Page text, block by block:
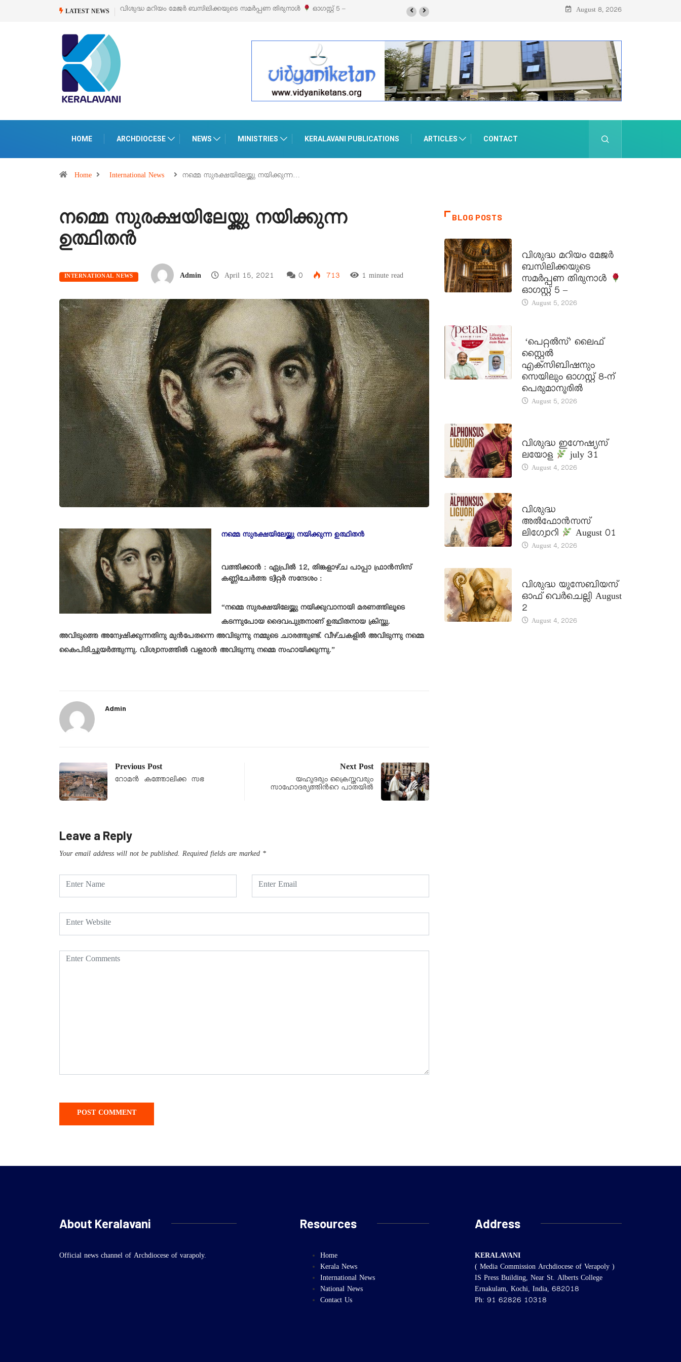
LATEST NEWS
വിശുദ്ധ മറിയം മേജർ ബസിലിക്കയുടെ സമർപ്പണ തിരുനാൾ ഓഗസ്റ്റ് 5 –‘പെറ്റൽസ്’ ലൈഫ് സ്റ്റൈൽ എക്സിബിഷനും സെയിലും ഓഗസ്റ്റ് 8-ന്
August 8, 2026
HOME ARCHDIOCESE NEWS MINISTRIES KERALAVANI PUBLICATIONS ARTICLES CONTACT
Home International News നമ്മെ സുരക്ഷയിലേയ്ക്കു നയിക്കുന്ന…
നമ്മെ സുരക്ഷയിലേയ്ക്കു നയിക്കുന്ന
ഉത്ഥിതൻ
INTERNATIONAL NEWS Admin April 15, 2021 0 713 1 minute read
നമ്മെ സുരക്ഷയിലേയ്ക്കു നയിക്കുന്ന ഉത്ഥിതൻ
വത്തിക്കാൻ : ഏപ്രിൽ 12, തിങ്കളാഴ്ച പാപ്പാ ഫ്രാൻസിസ്
കണ്ണിചേർത്ത ട്വിറ്റർ സന്ദേശം :
“നമ്മെ സുരക്ഷയിലേയ്ക്കു നയിക്കുവാനായി മരണത്തിലൂടെ
കടന്നുപോയ ദൈവപുത്രനാണ് ഉത്ഥിതനായ ക്രിസ്തു.
അവിടുത്തെ അന്വേഷിക്കുന്നതിനു മുൻപേതന്നെ അവിടുന്നു നമ്മുടെ ചാരത്തുണ്ട്. വീഴ്ചകളിൽ അവിടുന്നു നമ്മെ
കൈപിടിച്ചുയർത്തുന്നു. വിശ്വാസത്തിൽ വളരാൻ അവിടുന്നു നമ്മെ സഹായിക്കുന്നു.”
Admin
Previous Post
റോമൻ കത്തോലിക്ക സഭ
Next Post
യഹൂദരും ക്രൈസ്തവരും
സാഹോദര്യത്തിന്‍റെ പാതയിൽ
Leave a Reply
Your email address will not be published. Required fields are marked *
BLOG POSTS
വിശുദ്ധ മറിയം മേജർ
ബസിലിക്കയുടെ
സമർപ്പണ തിരുനാൾ
ഓഗസ്റ്റ് 5 –
August 5, 2026
‘പെറ്റൽസ്’ ലൈഫ്
സ്റ്റൈൽ
എക്സിബിഷനും
സെയിലും ഓഗസ്റ്റ് 8-ന്
പെരുമാനൂരിൽ
August 5, 2026
വിശുദ്ധ ഇഗ്നേഷ്യസ്
ലയോള
july 31
August 4, 2026
വിശുദ്ധ
അൽഫോൻസസ്
ലിഗ്വോറി
August 01
August 4, 2026
വിശുദ്ധ യൂസേബിയസ്
ഓഫ് വെർചെല്ലി August
2
August 4, 2026
About Keralavani
Official news channel of Archdiocese of varapoly.
Resources
Home
Kerala News
International News
National News
Contact Us
Address
KERALAVANI
( Media Commission Archdiocese of Verapoly )
IS Press Building, Near St. Alberts College
Ernakulam, Kochi, India, 682018
Ph: 91 62826 10318